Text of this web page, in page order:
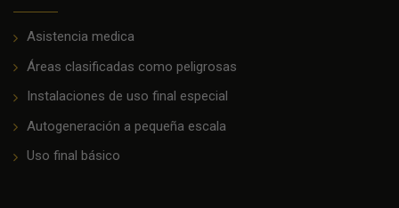
Asistencia medica
Áreas clasificadas como peligrosas
Instalaciones de uso final especial
Autogeneración a pequeña escala
Uso final básico